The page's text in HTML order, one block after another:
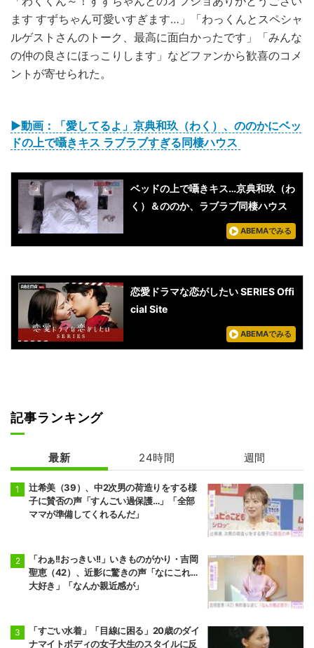
ます すずちゃん可愛いすぎます…」「わっくんとスペシャ
ルゲストさんのトーク、最高に面白かったです」「みんな
の仲の良さにほっこりします」などファンから歓喜のコメ
ントが寄せられた。
▶︎動画：「愛してるよ」京典和玖（わく）、ののかにベッ
ドの上で囁きキス ラブラブすぎる同棲ハウス
ベッドの上で囁きキス…京典和玖（わ
く）＆ののか、ラブラブ同棲ハウス
ABEMAでみる
恋愛ドラマな恋がしたい SERIES Offi
cial Site
ABEMAでみる
記事ランキング
最新 24時間 週間
辻希美（39）、中2次男の荷造りをする様
子に賛否の声「すんごい過保護…」「全部
ママが準備してくれるんだ」
「わぁ!!おっきい!!」いきものがかり・吉岡
聖恵（42）、近影に驚きの声「なにこれ…
大好き」「なんか親近感が」
「すごい水着」「目線に困る」20歳のダイ
ナマイトボディの女子大生のスタイルに反